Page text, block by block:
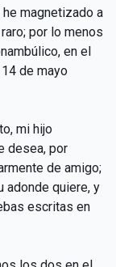
magnetizado a
por lo menos
en el
de mayo
mi hijo
desea, por
de amigo;
adonde quiere, y
escritas en